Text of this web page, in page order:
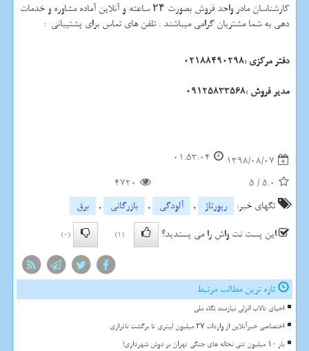
کارشناسان مادر واحد فروش بصورت ۲۴ساعته و آنلاین آماده مشاوره و خدمات
دهی به شما مشتریان گرامی میباشند . تلفن های تماس برای پشتیبانی :
دفتر مرکزی :02188490298
مدیر فروش :09125833568
1398/08/07
01:53:04
5.0
/
5
4720
تگهای خبر:
رپورتاژ , آلودگی , بازرگانی ,
برق
این پست نت واش را می پسندید؟
(1)
(0)
تازه ترین مطالب مرتبط
احیای تالاب انزلی نیازمند نگاه ملی
اختصاصی خبرآنلاین از واردات ۲۷ میلیون لیتری تا برگشت ناترازی
بار ۱۰ میلیون تنی نخاله های جنگی تهران بر دوش شهرداری!